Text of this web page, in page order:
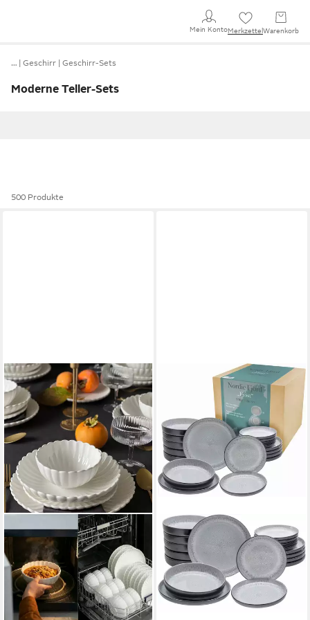
Mein KontoMerkzettel Warenkorb
… Geschirr Geschirr-Sets
Moderne Teller-Sets
500 Produkte